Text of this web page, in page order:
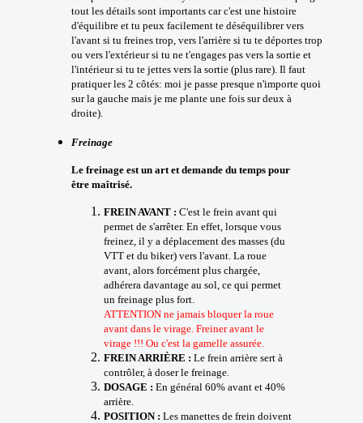
tout les détails sont importants car c'est une histoire
d'équilibre et tu peux facilement te déséquilibrer vers
l'avant si tu freines trop, vers l'arrière si tu te déportes trop
ou vers l'extérieur si tu ne t'engages pas vers la sortie et
l'intérieur si tu te jettes vers la sortie (plus rare). Il faut
pratiquer les 2 côtés: moi je passe presque n'importe quoi
sur la gauche mais je me plante une fois sur deux à
droite).
Freinage
Le freinage est un art et demande du temps pour
être maîtrisé.
FREIN AVANT : C'est le frein avant qui
permet de s'arrêter. En effet, lorsque vous
freinez, il y a déplacement des masses (du
VTT et du biker) vers l'avant. La roue
avant, alors forcément plus chargée,
adhérera davantage au sol, ce qui permet
un freinage plus fort.
ATTENTION ne jamais bloquer la roue
avant dans le virage. Freiner avant le
virage !!! Ou c'est la gamelle assurée.
FREIN ARRIÈRE : Le frein arrière sert à
contrôler, à doser le freinage.
DOSAGE : En général 60% avant et 40%
arrière.
POSITION : Les manettes de frein doivent